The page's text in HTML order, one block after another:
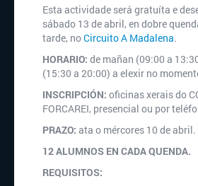
Esta actividade será gratuíta e
sábado 13 de abril, en dobre
tarde, noCircuito A Madalena.
HORARIO: de mañan (09:00 a
(15:30 a 20:00) a elexir no
INSCRIPCIÓN: oficinas xerais do
FORCAREI, presencial ou por
PRAZO: ata o mércores 10 de abril.
12 ALUMNOS EN CADA QUENDA.
REQUISITOS: